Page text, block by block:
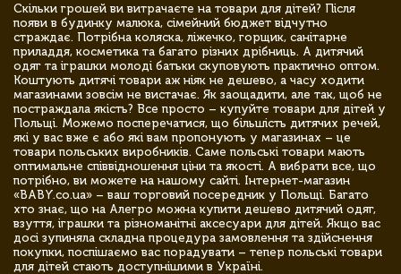
Скільки грошей ви витрачаєте на товари для дітей? Після
появи в будинку малюка, сімейний бюджет відчутно
страждає. Потрібна коляска, ліжечко, горщик, санітарне
приладдя, косметика та багато різних дрібниць. А дитячий
одяг та іграшки молоді батьки скуповують практично оптом.
Коштують дитячі товари аж ніяк не дешево, а часу ходити
магазинами зовсім не вистачає. Як заощадити, але так, щоб не
постраждала якість? Все просто – купуйте товари для дітей у
Польщі. Можемо посперечатися, що більшість дитячих речей,
які у вас вже є або які вам пропонують у магазинах – це
товари польських виробників. Саме польські товари мають
оптимальне співвідношення ціни та якості. А вибрати все, що
потрібно, ви можете на нашому сайті. Інтернет-магазин
«BABY.co.ua» – ваш торговий посередник у Польщі. Багато
хто знає, що на Алегро можна купити дешево дитячий одяг,
взуття, іграшки та різноманітні аксесуари для дітей. Якщо вас
досі зупиняла складна процедура замовлення та здійснення
покупки, поспішаємо вас порадувати – тепер польські товари
для дітей стають доступнішими в Україні.